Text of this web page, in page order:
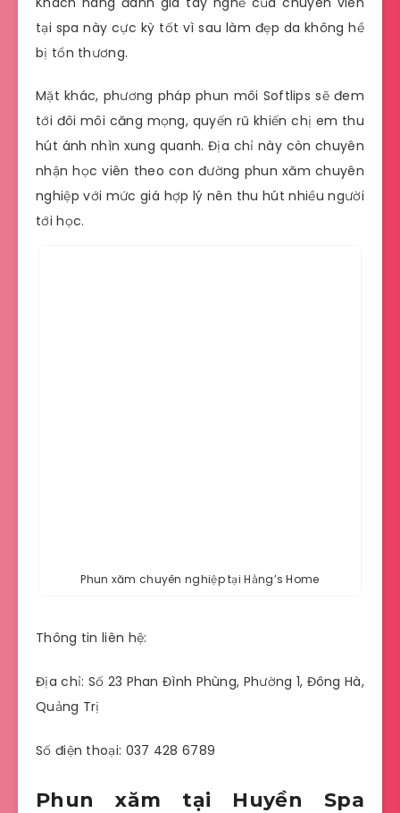
tại spa này cực kỳ tốt vì sau làm đẹp da không hề
bị tổn thương.
Mặt khác, phương pháp phun môi Softlips sẽ đem
tới đôi môi căng mọng, quyến rũ khiến chị em thu
hút ánh nhìn xung quanh. Địa chỉ này còn chuyên
nhận học viên theo con đường phun xăm chuyên
nghiệp với mức giá hợp lý nên thu hút nhiều người
tới học.
Phun xăm chuyên nghiệp tại Hằng’s Home
Thông tin liên hệ:
Địa chỉ: Số 23 Phan Đình Phùng, Phường 1, Đông Hà,
Quảng Trị
Số điện thoại: 037 428 6789
Phun xăm tại Huyền Spa